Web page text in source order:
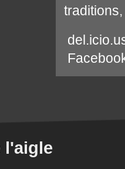
traditions
l'aigle